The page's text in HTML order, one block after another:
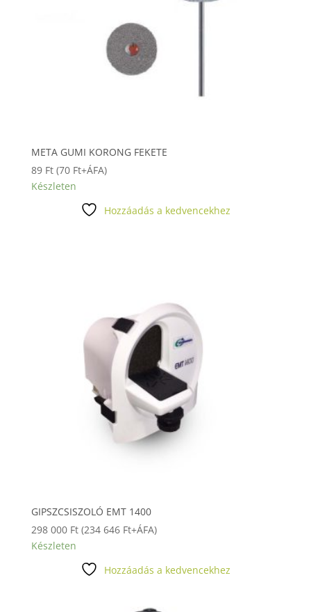
META GUMI KORONG FEKETE
89 Ft (70 Ft+ÁFA)
Készleten
Hozzáadás a kedvencekhez
GIPSZCSISZOLÓ EMT 1400
298 000 Ft (234 646 Ft+ÁFA)
Készleten
Hozzáadás a kedvencekhez